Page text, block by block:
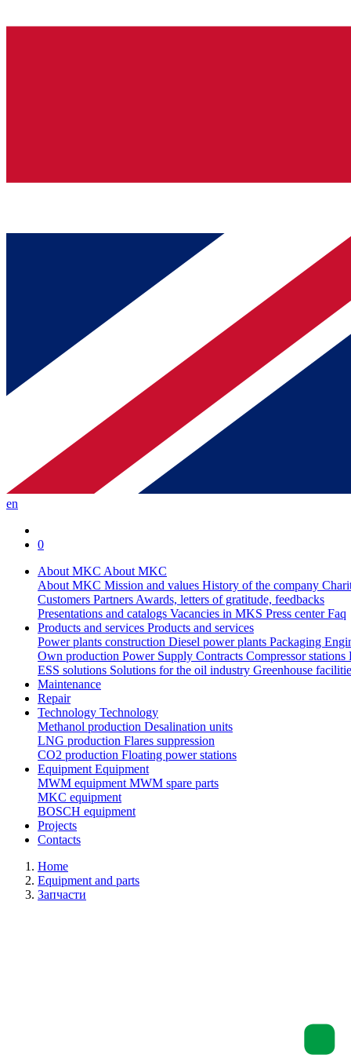
en
0
About MKC About MKC
About MKC Mission and values History of the company
Customers PartnersAwards, letters of gratitude, feedbacks
Presentations and catalogs Vacancies in MKS Press centerFaq
Products and services Products and services
Power plants construction Diesel power plants Packaging
Own production Power Supply Contracts Compressor stations
ESS solutions Solutions for the oil industry Greenhouse
Maintenance
Repair
Technology Technology
Methanol production Desalination units
LNG production Flares suppression
СО2 production Floating power stations
EquipmentEquipment
MWM equipmentMWM spare parts
MKC equipment
BOSCH equipment
Projects
Contacts
Home
Equipment and parts
Запчасти